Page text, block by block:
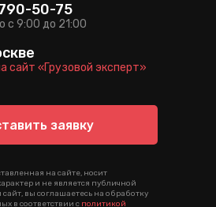
заявку
на сайте, носит
и не является публичной
вы соглашаетесь на обработку
в соответствии с политикой
с 9:00 до 21:00
50-75
сайт «Грузовой эксперт»